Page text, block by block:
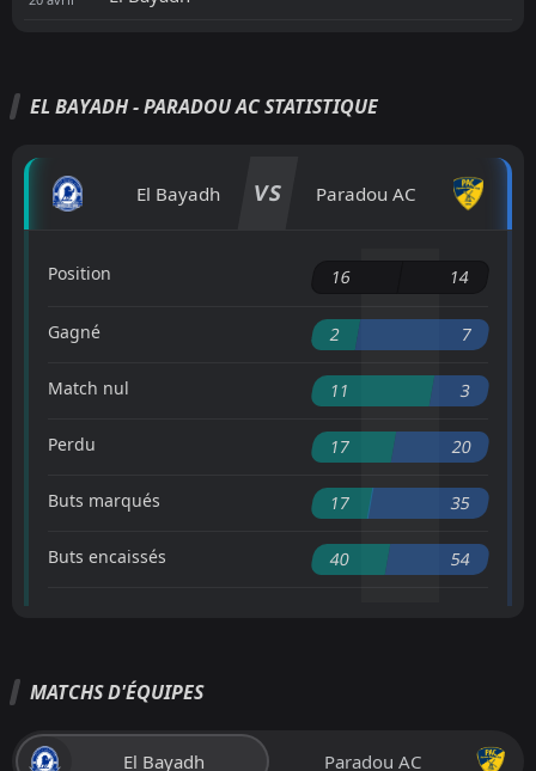
EL BAYADH - PARADOU AC STATISTIQUE
El Bayadh VS Paradou AC
Position 16 14
Gagné 2 7
Match nul 11 3
Perdu 17 20
Buts marqués 17 35
Buts encaissés 40 54
MATCHS D'ÉQUIPES
El Bayadh Paradou AC